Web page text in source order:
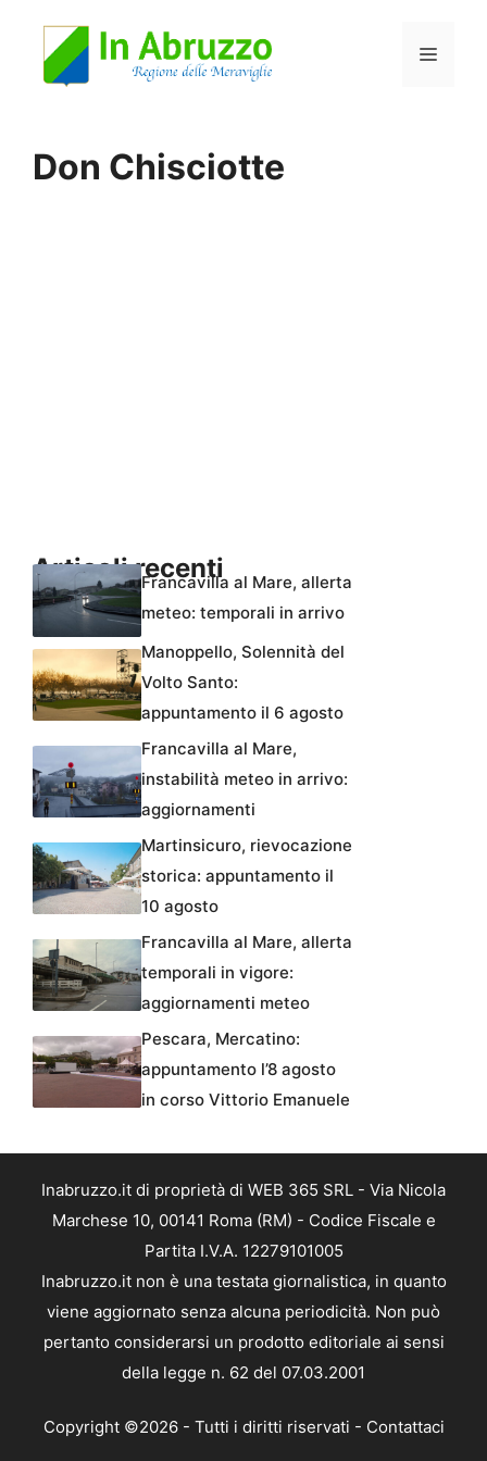
Menu
Don Chisciotte
Articoli recentiFrancavilla al Mare, allerta
meteo: temporali in arrivo
Manoppello, Solennità del
Volto Santo:
appuntamento il 6 agosto
Francavilla al Mare,
instabilità meteo in arrivo:
aggiornamenti
Martinsicuro, rievocazione
storica: appuntamento il
10 agosto
Francavilla al Mare, allerta
temporali in vigore:
aggiornamenti meteo
Pescara, Mercatino:
appuntamento l’8 agosto
in corso Vittorio Emanuele
Inabruzzo.it di proprietà di WEB 365 SRL - Via Nicola
Marchese 10, 00141 Roma (RM) - Codice Fiscale e
Partita I.V.A. 12279101005
Inabruzzo.it non è una testata giornalistica, in quanto
viene aggiornato senza alcuna periodicità. Non può
pertanto considerarsi un prodotto editoriale ai sensi
della legge n. 62 del 07.03.2001
Copyright ©2026 - Tutti i diritti riservati - Contattaci